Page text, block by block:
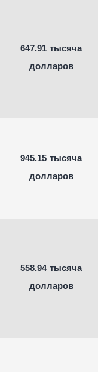
647.91 тысяча
долларов
945.15 тысяча
долларов
558.94 тысяча
долларов